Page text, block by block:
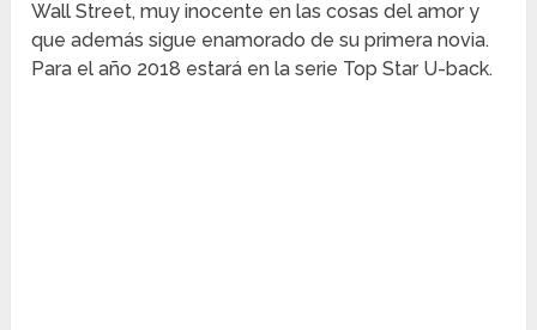
Wall Street, muy inocente en las cosas del amor y
que además sigue enamorado de su primera novia.
Para el año 2018 estará en la serie Top Star U-back.